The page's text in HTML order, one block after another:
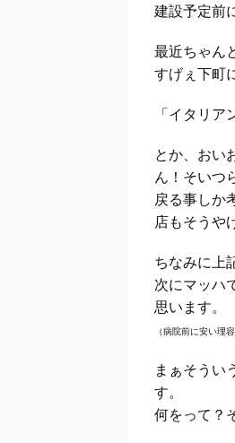
建設予定前
最近ちゃん
すげぇ下町
「イタリ
とか、おい
ん！そいつ
戻る事しか
店もそうや
ちなみに上
次にマッハ
思います。
（病院前に安い理
まぁそうい
す。
何をって？